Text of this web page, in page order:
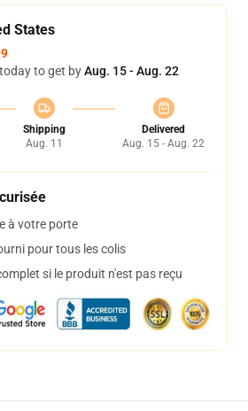
States
to get byAug. 15 - Aug. 22
Shipping
Aug. 11
Delivered
Aug. 15 - Aug. 22
à votre porte
pour tous les colis
si le produit n'est pas reçu